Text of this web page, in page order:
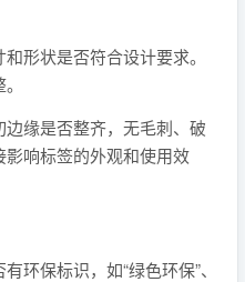
状是否符合设计要求。
缘是否整齐，无毛刺、破
响标签的外观和使用效
保标识，如“绿色环保”、